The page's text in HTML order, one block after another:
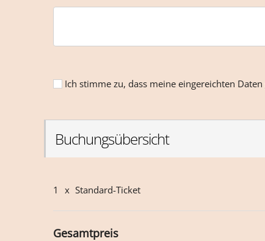
Ich stimme zu, dass meine eingereichten
Buchungsübersicht
1 x Standard-Ticket
Gesamtpreis